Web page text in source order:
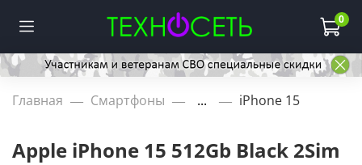
0
Главная Смартфоны ... iPhone 15
Apple iPhone 15 512Gb Black 2Sim